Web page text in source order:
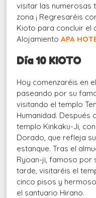
visitar las numerosas
zona ¡ Regresaréis
Kioto para concluir el
AlojamientoAPA
Día 10 KIOTO
Hoy comenzaréis en
paseando por su
visitando el templo
Humanidad. Después
templo Kinkaku-Ji,
Dorado, que refleja
estanque. Tras el
Ryoan-ji, famoso por
tarde, visitaréis el
cinco pisos y
el santuario Hirano.